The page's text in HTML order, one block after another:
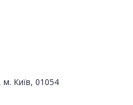
м. Київ, 01054